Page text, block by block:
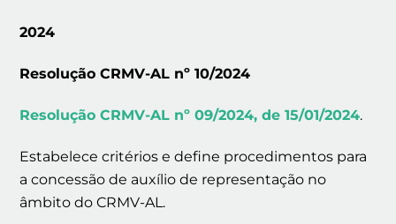
2024
Resolução CRMV-AL nº 10/2024
Resolução CRMV-AL nº 09/2024, de 15/01/2024.
Estabelece critérios e define procedimentos para
a concessão de auxílio de representação no
âmbito do CRMV-AL.